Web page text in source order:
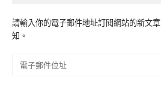
請輸入你的電子郵件地址訂閱網站的新文
知。